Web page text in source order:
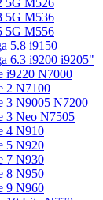
5G M526
5G M536
5G M556
5.8 i9150
6.3 i9200 i9205"
i9220 N7000
2 N7100
3 N9005 N7200
3 Neo N7505
4 N910
5 N920
7 N930
8 N950
9 N960